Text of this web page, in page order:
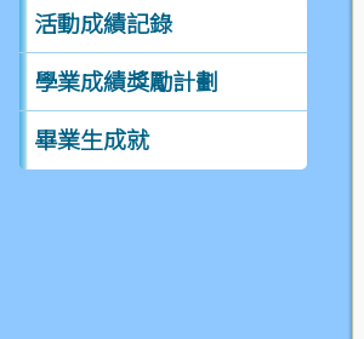
活動成績記錄
學業成績獎勵計劃
畢業生成就